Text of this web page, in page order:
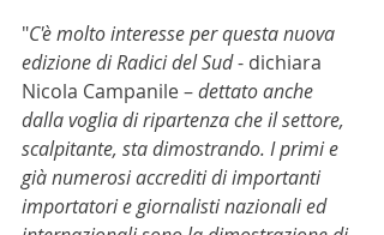
"C'è molto interesse per questa nuova
edizione di Radici del Sud - dichiara
Nicola Campanile – dettato anche
dalla voglia di ripartenza che il settore,
scalpitante, sta dimostrando. I primi e
già numerosi accrediti di importanti
importatori e giornalisti nazionali ed